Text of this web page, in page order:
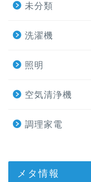
未分類
洗濯機
照明
空気清浄機
調理家電
メタ情報